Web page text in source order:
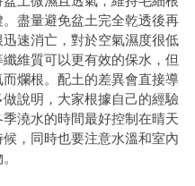
盡量避免盆土完全乾透後再
速消亡，對於空氣濕度很低
維質可以更有效的保水，但
爛根。配土的差異會直接導
說明，大家根據自己的經驗
澆水的時間最好控制在晴天
，同時也要注意水溫和室內